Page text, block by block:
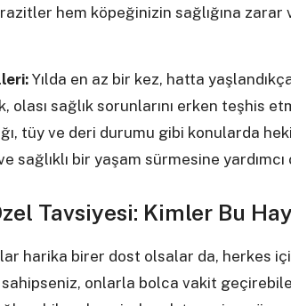
hem köpeğinizin sağlığına zarar
Yılda en az bir kez, hatta
sağlık sorunlarını erken teşhis
tüy ve deri durumu gibi konularda
sağlıklı bir yaşam sürmesine yardımcı
Tavsiyesi: Kimler Bu
harika birer dost olsalar da, herkes
sahipseniz, onlarla bolca vakit